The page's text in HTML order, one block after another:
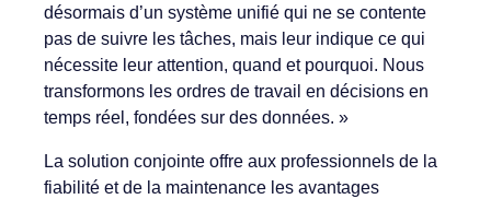
désormais d’un système unifié qui ne se contente
pas de suivre les tâches, mais leur indique ce qui
nécessite leur attention, quand et pourquoi. Nous
transformons les ordres de travail en décisions en
temps réel, fondées sur des données. »
La solution conjointe offre aux professionnels de la
fiabilité et de la maintenance les avantages